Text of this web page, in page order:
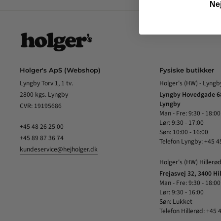
Holger's ApS (Webshop)
Lyngby Torv 1, 1 tv.
2800 kgs. Lyngby
CVR: 19195686
+45 48 26 25 00
+45 89 87 36 74
kundeservice@hejholger.dk
Fysiske butikker
Holger's (HW) -
Lyngby Hovedgade
Lyngby
Man - Fre: 9:30 - 18:00
Lør: 9:30 - 17:00
Søn: 10:00 - 16:00
Telefon Lyngby: +45
Holger's (HW) Hillerød
Frejasvej 32, 3400
Man - Fre: 9:30 - 18:00
Lør: 9:30 - 16:00
Søn: Lukket
Telefon Hillerød: +45